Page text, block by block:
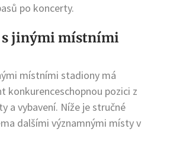
po koncerty.
s jinými místními
místními stadiony má
konkurenceschopnou pozici z
a vybavení. Níže je stručné
dalšími významnými místy v